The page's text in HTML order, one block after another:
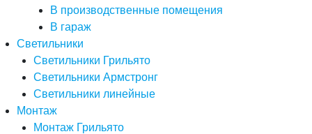
В производственные помещения
В гараж
Светильники
Светильники Грильято
Светильники Армстронг
Светильники линейные
Монтаж
Монтаж Грильято